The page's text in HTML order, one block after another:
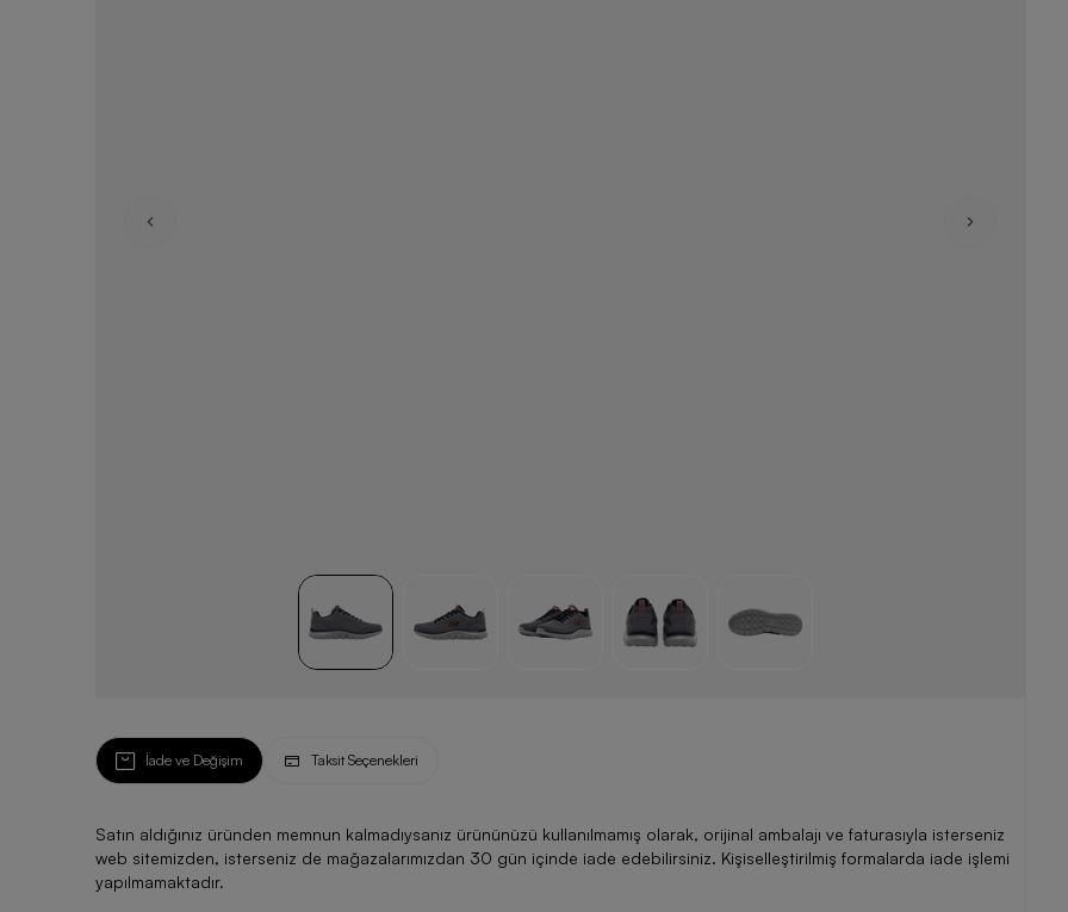
İade ve Değişim Taksit Seçenekleri
Satın aldığınız üründen memnun kalmadıysanız ürününüzü kullanılmamış olarak, orijinal ambalajı ve faturasıyla isterseniz
web sitemizden, isterseniz de mağazalarımızdan 30 gün içinde iade edebilirsiniz. Kişiselleştirilmiş formalarda iade işlemi
yapılmamaktadır.